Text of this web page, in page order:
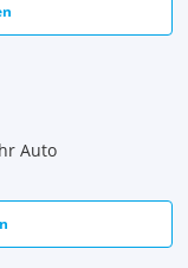
Auto